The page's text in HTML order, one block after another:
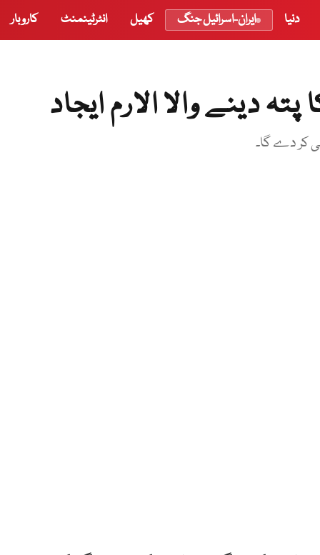
دنیا ایران-اسرائیل جنگ کھیل انٹرٹینمنٹ کاروبار
دینے والا الارم ایجاد